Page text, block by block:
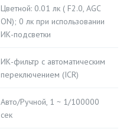
Цветной: 0.01 лк ( F2.0, AGC
ON); 0 лк при использовании
ИК-подсветки
ИК-фильтр с автоматическим
переключением (ICR)
Авто/Ручной, 1 ~ 1/100000
сек